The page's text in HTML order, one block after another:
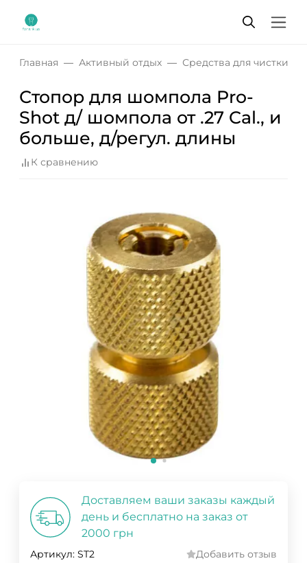
Главная Активный отдых Средства для чистки
Стопор для шомпола Pro-
Shot д/ шомпола от .27 Cal., и
больше, д/регул. длины
К сравнению
Доставляем ваши заказы каждый
день и бесплатно на заказ от
2000 грн
Артикул: ST2 Добавить отзыв